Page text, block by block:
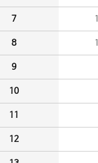
7
8
9
10
11
12